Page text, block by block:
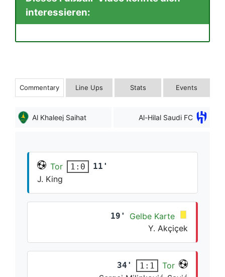
interessieren:
Commentary Line Ups Stats Events
Al Khaleej Saihat Al-Hilal Saudi FC
Tor 1:0 11'
J. King
19'
Gelbe Karte
Y. Akçiçek
34' 1:1
Tor